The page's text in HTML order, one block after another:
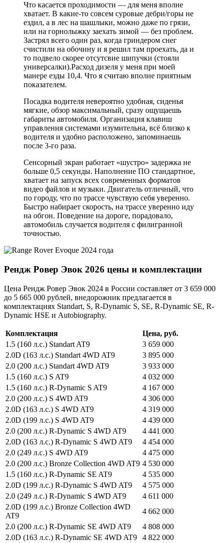
Что касается проходимости — для меня вполне
хватает. В какие-то совсем суровые дебри/горы не
ездил, а в лес на шашлыки, можно даже по грязи,
или на горнолыжку заехать зимой — без проблем.
Застрял всего один раз, когда гриндером снег
счистили на обочину и я решил там проехать, да и
то подвело скорее отсутсвие шипучки (стояли
универсалки).Расход дизеля у меня при моей
манере езды 10,4. Что я считаю вполне приятным
показателем.
Посадка водителя невероятно удобная, сиденья
мягкие, обзор максимальный, сразу ощущаешь
габариты автомобиля. Организация клавиш
управления системами изумительна, всё близко к
водителя и удобно расположено, запоминаешь
после 3-го раза.
Сенсорный экран работает «шустро» задержка не
больше 0,5 секунды. Наполнение ПО стандартное,
хватает на запуск всех современных форматов
видео файлов и музыки. Двигатель отличный, что
по городу, что по трассе чувствую себя уверенно.
Быстро набирает скорость, на трассе уверенно иду
на обгон. Поведение на дороге, порадовало,
автомобиль случается водителя с филигранной
точностью.
Рендж Ровер Эвок 2026 цены и комплектации
Цена Рендж Ровер Эвок 2024 в России составляет от 3 659 000
до 5 665 000 рублей, внедорожник предлагается в
комплектациях Standart, S, R-Dynamic S, SE, R-Dynamic SE, R-
Dynamic HSE и Autobiography.
Комплектация
Цена, руб.
1.5 (160 л.с.) Standart AT9
3 659 000
2.0D (163 л.с.) Standart 4WD AT9
3 895 000
2.0 (200 л.с.) Standart 4WD AT9
3 933 000
1.5 (160 л.с.) S AT9
4 032 000
1.5 (160 л.с.) R-Dynamic S AT9
4 167 000
2.0 (200 л.с.) S 4WD AT9
4 306 000
2.0D (163 л.с.) S 4WD AT9
4 319 000
2.0D (199 л.с.) S 4WD AT9
4 439 000
2.0 (200 л.с.) R-Dynamic S 4WD AT9
4 441 000
2.0D (163 л.с.) R-Dynamic S 4WD AT9
4 454 000
2.0 (249 л.с.) S 4WD AT9
4 475 000
2.0 (200 л.с.) Bronze Collection 4WD AT9 4 530 000
1.5 (160 л.с.) R-Dynamic SE AT9
4 535 000
2.0D (199 л.с.) R-Dynamic S 4WD AT9
4 575 000
2.0 (249 л.с.) R-Dynamic S 4WD AT9
4 611 000
2.0D (199 л.с.) Bronze Collection 4WD
AT9
4 662 000
2.0 (200 л.с.) R-Dynamic SE 4WD AT9
4 808 000
2.0D (163 л.с.) R-Dynamic SE 4WD AT9
4 822 000